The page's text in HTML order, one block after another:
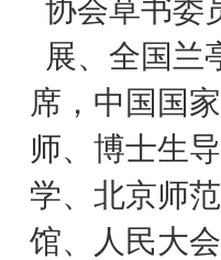
协会草书委
展、全国兰
席，中国国
师、博士生
学、北京师
馆、人民大